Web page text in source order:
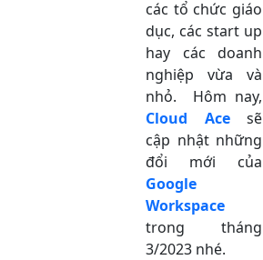
các tổ chức giáo
dục, các start up
hay các doanh
nghiệp vừa và
nhỏ. Hôm nay,
Cloud Acesẽ
cập nhật những
đổi mới của
Google
Workspace
trong tháng
3/2023 nhé.